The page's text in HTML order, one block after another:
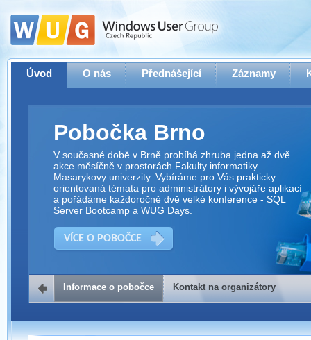
Úvod O nás Přednášející Záznamy
Pobočka Brno
V současné době v Brně probíhá zhruba jedna až dvě
akce měsíčně v prostorách Fakulty informatiky
Masarykovy univerzity. Vybíráme pro Vás prakticky
orientovaná témata pro administrátory i vývojáře aplikací
a pořádáme každoročně dvě velké konference - SQL
Server Bootcamp a WUG Days.
VÍCE O POBOČCE
Kontakt na organizátory
Pokud máte jakýkoliv dotaz na organizátory této akce,
prosím neváhejte nás kontaktovat na e-mailu:
Informace o pobočce Kontakt na organizátory